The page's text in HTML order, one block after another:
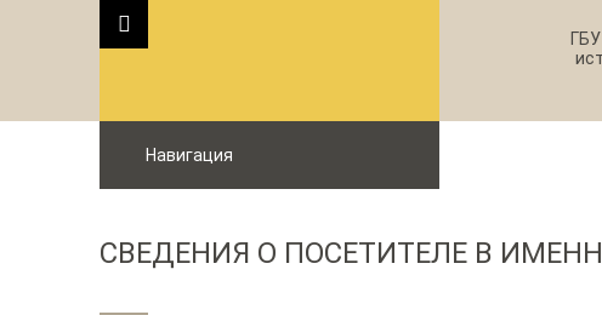
Навигация
СВЕДЕНИЯ О ПОСЕТИТЕЛЕ В